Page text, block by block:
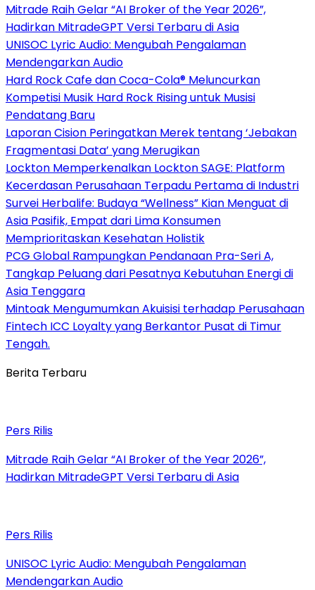
Mitrade Raih Gelar “AI Broker of the Year 2026”,
Hadirkan MitradeGPT Versi Terbaru di Asia
UNISOC Lyric Audio: Mengubah Pengalaman
Mendengarkan Audio
Hard Rock Cafe dan Coca-Cola® Meluncurkan
Kompetisi Musik Hard Rock Rising untuk Musisi
Pendatang Baru
Laporan Cision Peringatkan Merek tentang ‘Jebakan
Fragmentasi Data’ yang Merugikan
Lockton Memperkenalkan Lockton SAGE: Platform
Kecerdasan Perusahaan Terpadu Pertama di Industri
Survei Herbalife: Budaya “Wellness” Kian Menguat di
Asia Pasifik, Empat dari Lima Konsumen
Memprioritaskan Kesehatan Holistik
PCG Global Rampungkan Pendanaan Pra-Seri A,
Tangkap Peluang dari Pesatnya Kebutuhan Energi di
Asia Tenggara
Mintoak Mengumumkan Akuisisi terhadap Perusahaan
Fintech ICC Loyalty yang Berkantor Pusat di Timur
Tengah.
Berita Terbaru
Pers Rilis
Mitrade Raih Gelar “AI Broker of the Year 2026”,
Hadirkan MitradeGPT Versi Terbaru di Asia
Pers Rilis
UNISOC Lyric Audio: Mengubah Pengalaman
Mendengarkan Audio